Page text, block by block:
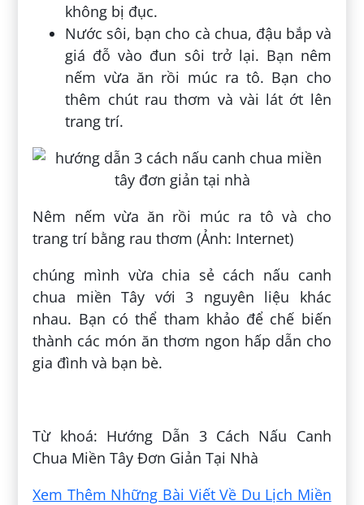
không bị đục.
Nước sôi, bạn cho cà chua, đậu bắp và
giá đỗ vào đun sôi trở lại. Bạn nêm
nếm vừa ăn rồi múc ra tô. Bạn cho
thêm chút rau thơm và vài lát ớt lên
trang trí.
Nêm nếm vừa ăn rồi múc ra tô và cho
trang trí bằng rau thơm (Ảnh: Internet)
chúng mình vừa chia sẻ cách nấu canh
chua miền Tây với 3 nguyên liệu khác
nhau. Bạn có thể tham khảo để chế biến
thành các món ăn thơm ngon hấp dẫn cho
gia đình và bạn bè.
Từ khoá: Hướng Dẫn 3 Cách Nấu Canh
Chua Miền Tây Đơn Giản Tại Nhà
Xem Thêm Những Bài Viết Về Du Lịch Miền